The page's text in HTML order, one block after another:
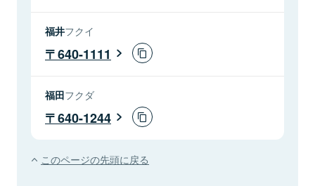
福井フクイ
640-1111
福田フクダ
640-1244
このページの先頭に戻る